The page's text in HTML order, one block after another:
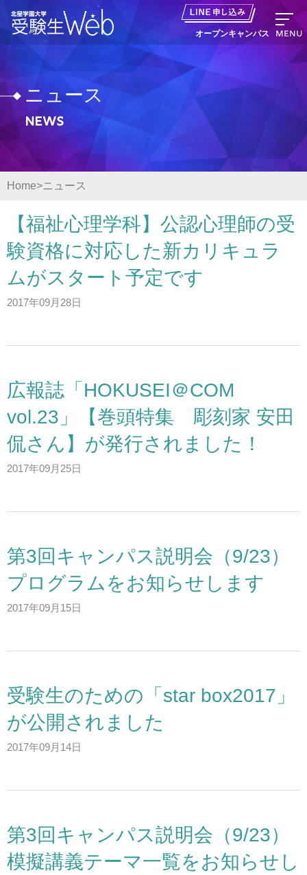
オープンキャンパス MENU
資料請求
出願の流れ
ニュース
デジタルパンフレット
サイトマップ
就職・キャリア
大学公式サイト
〒004-8631 北海道札幌市厚別区大谷地西2-3-1
© Copyright2026 Hokusei Gakuen University.
ニュース
News
Home ニュース
【福祉心理学科】公認心理師の受
験資格に対応した新カリキュラ
ムがスタート予定です
2017年09月28日
広報誌「HOKUSEI＠COM
vol.23」【巻頭特集 彫刻家 安田
侃さん】が発行されました！
2017年09月25日
第3回キャンパス説明会（9/23）
プログラムをお知らせします
2017年09月15日
受験生のための「star box2017」
が公開されました
2017年09月14日
第3回キャンパス説明会（9/23）
模擬講義テーマ一覧をお知らせし